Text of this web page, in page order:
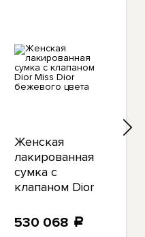
Женская
лакированная
сумка с
клапаном Dior
бежевого цвета
530 068 a